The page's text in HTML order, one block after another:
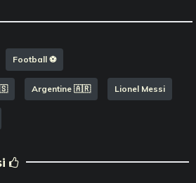
Football ⚽️
Argentine 🇦🇷 Lionel Messi